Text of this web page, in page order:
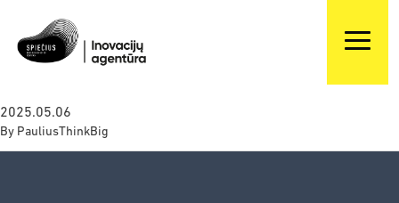
2025.05.06
By PauliusThinkBig